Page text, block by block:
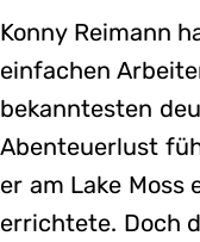
Konny Reimann
einfachen
bekanntesten
Abenteuerlust
er am Lake Moss
errichtete. Doch